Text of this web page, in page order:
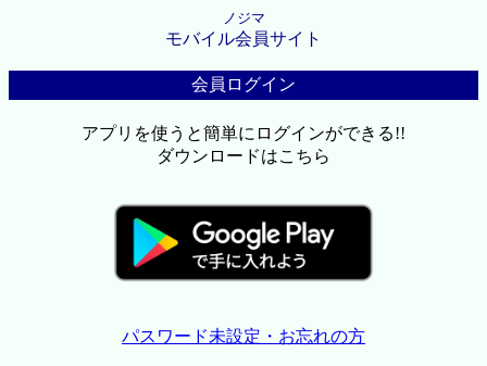
ノジマ
モバイル会員サイト
会員ログイン
アプリを使うと簡単にログインができる!!
ダウンロードはこちら
パスワード未設定・お忘れの方